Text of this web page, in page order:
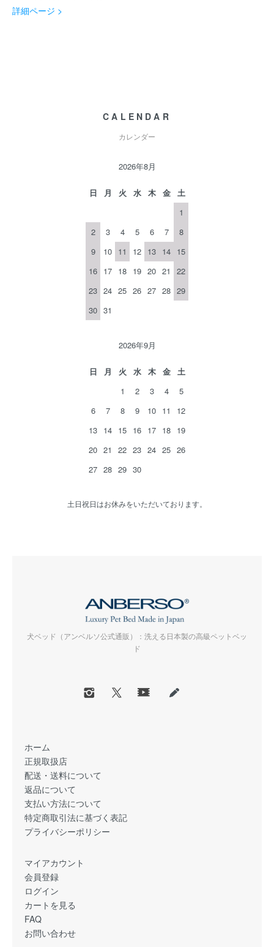
詳細ページ >
CALENDAR
カレンダー
2026年8月
日 月 火 水 木 金
土
1
2
3 4 5 6 7
8
9
10 11 12 13 14 15
16 17 18 19 20 21
22
23 24 25 26 27 28 29
30 31
2026年9月
日 月 火 水 木 金
土
1
2 3 4
5
6
7 8 9 10 11
12
13 14 15 16 17 18 19
20 21 22 23 24 25 26
27 28 29 30
土日祝日はお休みをいただいております。
犬ベッド（アンベルソ公式通販）：洗える日本製の高級ペットベッ
ド
ホーム
正規取扱店
配送・送料について
返品について
支払い方法について
特定商取引法に基づく表記
プライバシーポリシー
マイアカウント
会員登録
ログイン
カートを見る
FAQ
お問い合わせ